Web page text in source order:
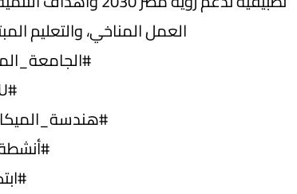
العمل المناخي، والتعليم
#ERU